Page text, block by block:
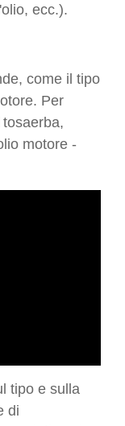
ecc.).
come il tipo
Per
motore -
tipo e sulla
di